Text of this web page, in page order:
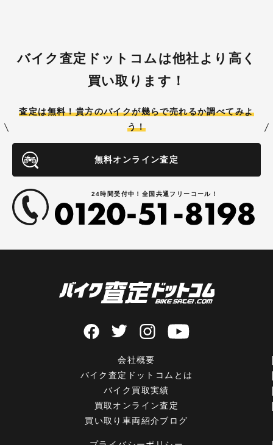
バイク査定ドットコムは他社より高く
買い取ります！
査定は無料！貴方のバイクが幾らで売れるか調べてみよ
う！
無料オンライン査定
24時間受付中！全国共通フリーコール！
会社概要
バイク査定ドットコムとは
バイク買取実績
買取オンライン査定
買い取り車両紹介ブログ